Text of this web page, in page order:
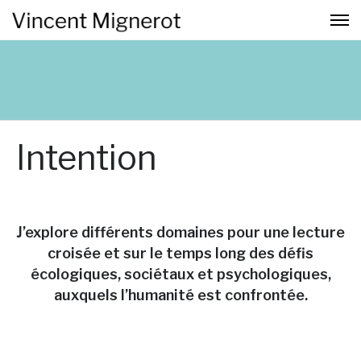
Intention
J’explore différents domaines pour une lecture
croisée et sur le temps long des défis
écologiques, sociétaux et psychologiques,
auxquels l’humanité est confrontée.